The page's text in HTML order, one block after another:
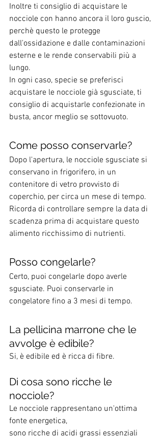
Inoltre ti consiglio di acquistare le
nocciole con hanno ancora il loro guscio,
perchè questo le protegge
dall'ossidazione e dalle contaminazioni
esterne e le rende conservabili più a
lungo.
In ogni caso, specie se preferisci
acquistare le nocciole già sgusciate, ti
consiglio di acquistarle confezionate in
busta, ancor meglio se sottovuoto.
Come posso conservarle?
Dopo l'apertura, le nocciole sgusciate si
conservano in frigorifero, in un
contenitore di vetro provvisto di
coperchio, per circa un mese di tempo.
Ricorda di controllare sempre la data di
scadenza prima di acquistare questo
alimento ricchissimo di nutrienti.
Posso congelarle?
Certo, puoi congelarle dopo averle
sgusciate. Puoi conservarle in
congelatore fino a 3 mesi di tempo.
La pellicina marrone che le
avvolge è edibile?
Si, è edibile ed è ricca di fibre.
Di cosa sono ricche le
nocciole?
Le nocciole rappresentano un'ottima
fonte energetica,
sono ricche di acidi grassi essenziali